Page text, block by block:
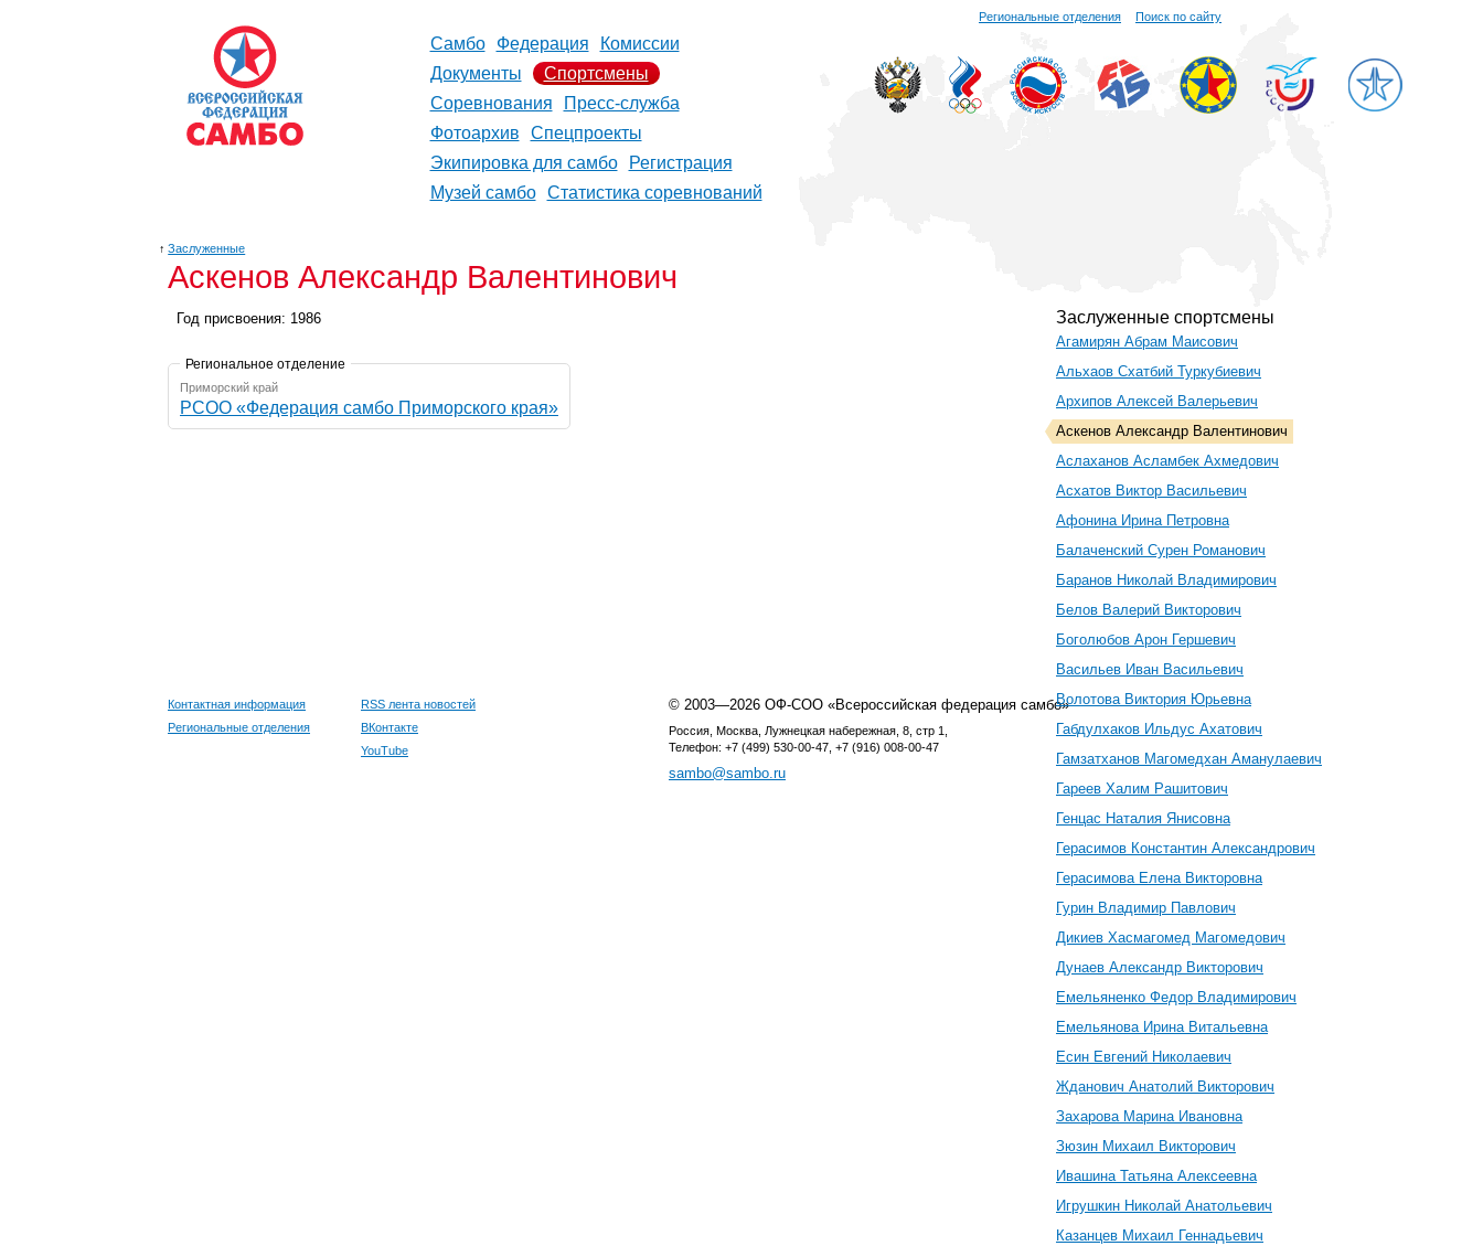
Региональные отделения Поиск по сайту
Самбо Федерация
Комиссии
Документы
Спортсмены
Соревнования
Пресс-служба
Фотоархив
Спецпроекты
Экипировка для самбо
Регистрация
Музей самбо
Статистика соревнований
↑ Заслуженные
Аскенов Александр Валентинович
Год присвоения: 1986
Региональное отделение
Приморский край
РСОО «Федерация самбо Приморского края»
Заслуженные спортсмены
Агамирян Абрам Маисович
Альхаов Схатбий Туркубиевич
Архипов Алексей Валерьевич
Аскенов Александр Валентинович
Аслаханов Асламбек Ахмедович
Асхатов Виктор Васильевич
Афонина Ирина Петровна
Балаченский Сурен Романович
Баранов Николай Владимирович
Белов Валерий Викторович
Боголюбов Арон Гершевич
Васильев Иван Васильевич
Волотова Виктория Юрьевна
Габдулхаков Ильдус Ахатович
Гамзатханов Магомедхан Аманулаевич
Гареев Халим Рашитович
Генцас Наталия Янисовна
Герасимов Константин Александрович
Герасимова Елена Викторовна
Гурин Владимир Павлович
Дикиев Хасмагомед Магомедович
Дунаев Александр Викторович
Емельяненко Федор Владимирович
Емельянова Ирина Витальевна
Есин Евгений Николаевич
Жданович Анатолий Викторович
Захарова Марина Ивановна
Зюзин Михаил Викторович
Ивашина Татьяна Алексеевна
Игрушкин Николай Анатольевич
Казанцев Михаил Геннадьевич
Контактная информация
Региональные отделения
RSS лента новостей
ВКонтакте
YouTube
© 2003—2026 ОФ-СОО «Всероссийская федерация самбо»
Россия, Москва, Лужнецкая набережная, 8, стр 1,
Телефон: +7 (499) 530-00-47, +7 (916) 008-00-47
sambo@sambo.ru